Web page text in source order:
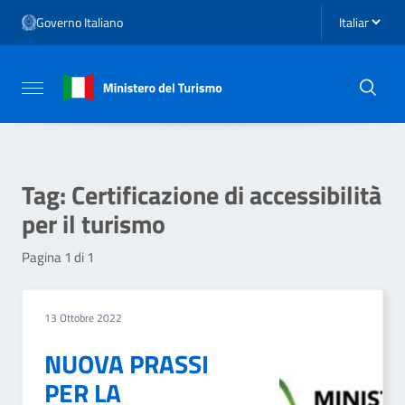
Vai al menu di navigazione
Vai al footer
Governo Italiano Seleziona
Attiva / disattiva la navigazione
Tag:Certificazione di accessibilità
per il turismo
Pagina 1 di 1
13 Ottobre 2022
NUOVA PRASSI
PER LA